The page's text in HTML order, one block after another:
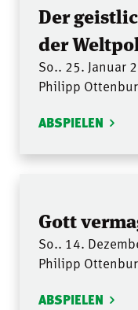
Der
der
So.. 25. Januar
Philipp
ABSPIELEN
Gott
So.. 14.
Philipp
ABSPIELEN